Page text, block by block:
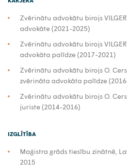
Zvērinātu advokātu birojs
advokāte (2021-2025)
Zvērinātu advokātu birojs
advokāta palīdze (2017-2021)
Zvērinātu advokātu birojs O. Cers
zvērināta advokāta palīdze
Zvērinātu advokātu birojs O. Cers
juriste (2014-2016)
IZGLĪTĪBA
Maģistra grāds tiesību zinātnē,
2015